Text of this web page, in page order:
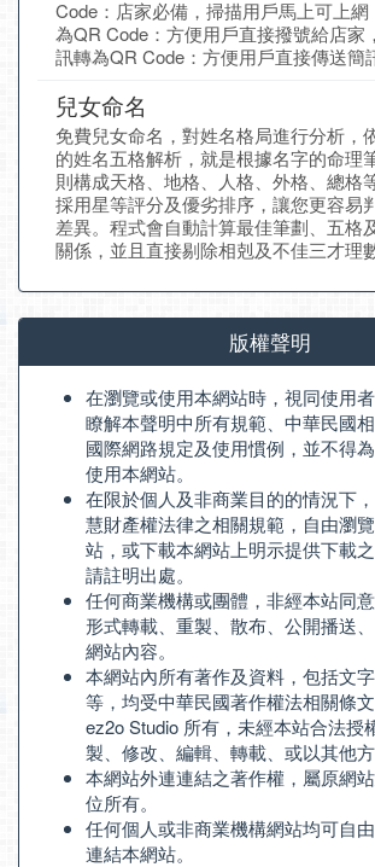
Code：店家必備，掃描用戶馬上可上
為QR Code：方便用戶直接撥號給店家
訊轉為QR Code：方便用戶直接傳送簡
兒女命名
免費兒女命名，對姓名格局進行分析，
的姓名五格解析，就是根據名字的命理
則構成天格、地格、人格、外格、總格
採用星等評分及優劣排序，讓您更容易
差異。程式會自動計算最佳筆劃、五格
關係，並且直接剔除相剋及不佳三才理數
版權聲明
在瀏覽或使用本網站時，視同使用
瞭解本聲明中所有規範、中華民國
國際網路規定及使用慣例，並不得
使用本網站。
在限於個人及非商業目的的情況下
慧財產權法律之相關規範，自由瀏
站，或下載本網站上明示提供下載
請註明出處。
任何商業機構或團體，非經本站同
形式轉載、重製、散布、公開播送
網站內容。
本網站內所有著作及資料，包括文
等，均受中華民國著作權法相關條
ez2o Studio 所有，未經本站合法授
製、修改、編輯、轉載、或以其他方
本網站外連連結之著作權，屬原網
位所有。
任何個人或非商業機構網站均可自
連結本網站。